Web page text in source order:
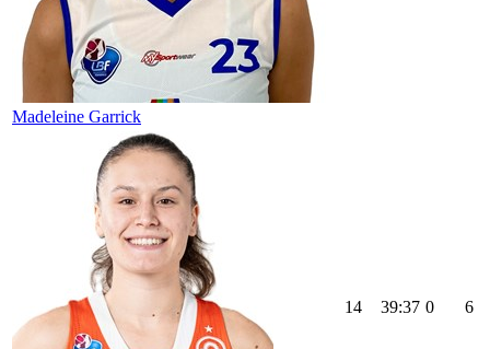
Madeleine Garrick
14 39:37 0 6